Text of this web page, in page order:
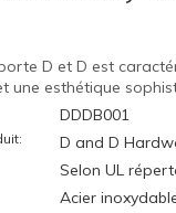
D et D est
une esthétique
DDDB001
D and D
Selon UL
Acier